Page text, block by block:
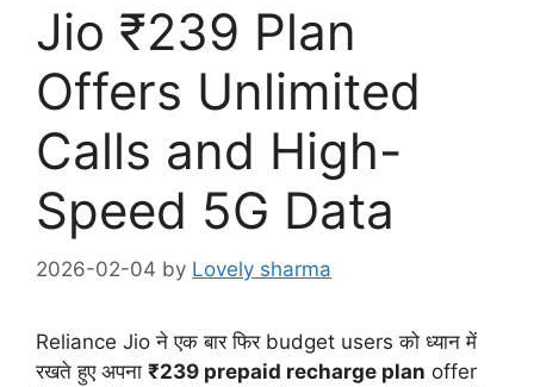
Jio ₹239 Plan
Offers Unlimited
Calls and High-
Speed 5G Data
2026-02-04 by Lovely sharma
Reliance Jio ने एक बार फिर budget users को ध्यान में
रखते हुए अपना ₹239 prepaid recharge plan offer